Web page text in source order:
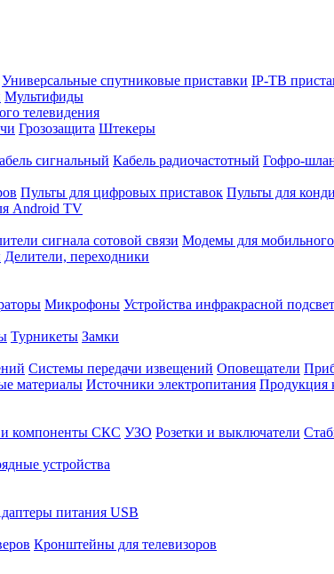
Универсальные спутниковые приставки IP-ТВ
Мультифиды
телевидения
Грозозащита Штекеры
сигнальный Кабель радиочастотный Гофро-
Пульты для цифровых приставок Пульты для
Android TV
сигнала сотовой связи Модемы для
Делители, переходники
Микрофоны Устройства инфракрасной
Турникеты Замки
Системы передачи извещений Оповещатели
материалы Источники электропитания
компоненты СКС УЗО Розетки и выключатели
устройства
питания USB
Кронштейны для телевизоров